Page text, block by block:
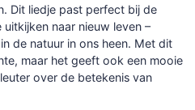
Dit liedje past perfect bij de
naar nieuw leven –
de natuur in ons heen. Met dit
maar het geeft ook een mooie
over de betekenis van